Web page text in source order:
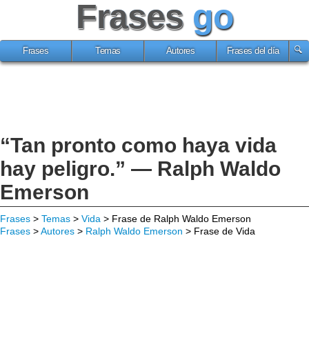
Frases go
Frases Temas Autores Frases del día
“Tan pronto como haya vida
hay peligro.” — Ralph Waldo
Emerson
Frases > Temas > Vida > Frase de Ralph Waldo Emerson
Frases >Autores > Ralph Waldo Emerson > Frase de Vida